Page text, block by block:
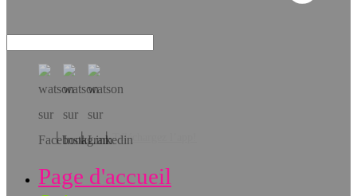
Téléchargez l’app!
Page d'accueil